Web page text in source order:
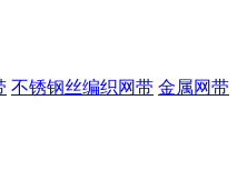
不锈钢丝编织网带 金属网带